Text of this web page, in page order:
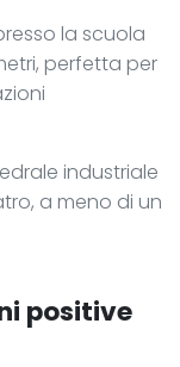
la scuola
perfetta per
industriale
a meno di un
positive